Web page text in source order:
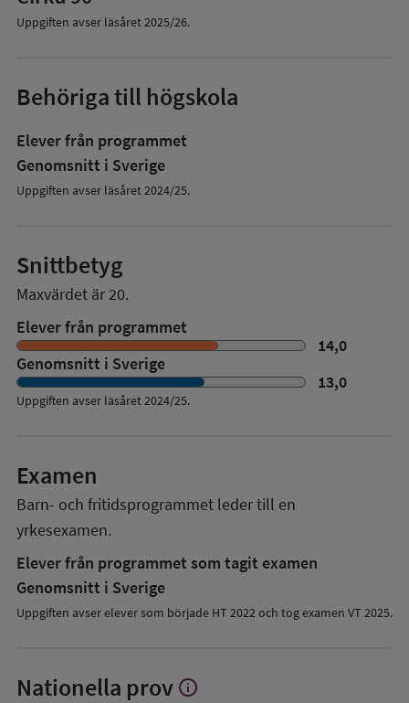
Uppgiften avser läsåret2025/26.
Behöriga till högskola
Elever från programmet
Genomsnitt i Sverige
Uppgiften avser läsåret 2024/25.
Snittbetyg
Maxvärdet är 20.
Elever från programmet
14,0
Genomsnitt i Sverige
13,0
Uppgiften avser läsåret2024/25.
Examen
Barn- och fritidsprogrammet leder till en
yrkesexamen.
Elever från programmet som tagit examen
Genomsnitt i Sverige
Uppgiften avser elever som började HT 2022 och tog examen VT 2025.
Nationella prov Visa
info